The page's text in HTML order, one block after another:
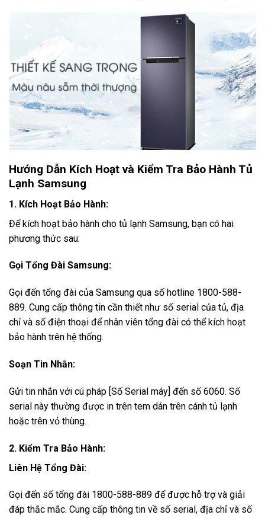
Hướng Dẫn Kích Hoạt và Kiểm Tra Bảo Hành Tủ
Lạnh Samsung
1. Kích Hoạt Bảo Hành:
Để kích hoạt bảo hành cho tủ lạnh Samsung, bạn có hai
phương thức sau:
Gọi Tổng Đài Samsung:
Gọi đến tổng đài của Samsung qua số hotline 1800-588-
889. Cung cấp thông tin cần thiết như số serial của tủ, địa
chỉ và số điện thoại để nhân viên tổng đài có thể kích hoạt
bảo hành trên hệ thống.
Soạn Tin Nhắn:
Gửi tin nhắn với cú pháp [Số Serial máy] đến số 6060. Số
serial này thường được in trên tem dán trên cánh tủ lạnh
hoặc trên vỏ thùng.
2. Kiểm Tra Bảo Hành:
Liên Hệ Tổng Đài:
Gọi đến số tổng đài 1800-588-889 để được hỗ trợ và giải
đáp thắc mắc. Cung cấp thông tin về số serial, địa chỉ và số